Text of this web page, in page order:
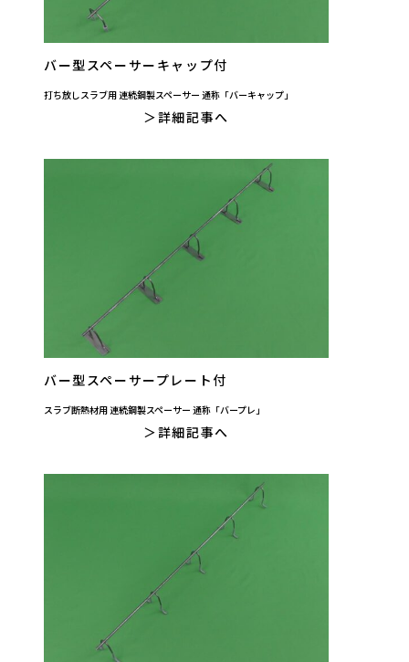
バー型スペーサーキャップ付
打ち放しスラブ用 連続鋼製スペーサー 通称「バーキャップ」
詳細記事へ
バー型スペーサープレート付
スラブ断熱材用 連続鋼製スペーサー 通称「バープレ」
詳細記事へ